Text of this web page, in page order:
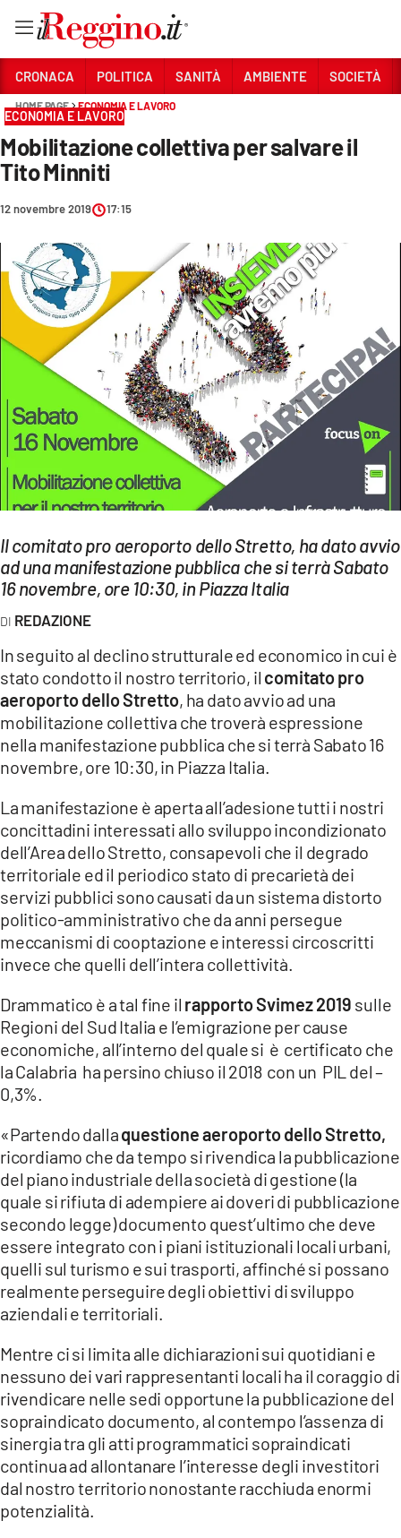
Sezioni
CRONACA
AMBIENTE
SOCIETÀ
CULTURA
ECONOMIA E LAVORO
EVENTI
Streaming
LAC TV
LAC NETWORK
LAC ONAIR
LaC
Network
LACPLAY.IT
LACTV.IT
LACITYMAG.IT
ILREGGINO.IT
COSENZACHANNEL.IT
ILVIBONESE.IT
LACAPITALENEWS.IT
App
APPLE
CRONACA POLITICA SANITÀ AMBIENTE SOCIETÀ
HOME PAGE ECONOMIA E LAVORO
ECONOMIA E LAVORO
Mobilitazione collettiva per salvare il
Tito Minniti
12 novembre 2019 17:15
Il comitato pro aeroporto dello Stretto, ha dato avvio
ad una manifestazione pubblica che si terrà Sabato
16 novembre, ore 10:30, in Piazza Italia
REDAZIONE
In seguito al declino strutturale ed economico in cui è
stato condotto il nostro territorio, il comitato pro
aeroporto dello Stretto, ha dato avvio ad una
mobilitazione collettiva che troverà espressione
nella manifestazione pubblica che si terrà Sabato 16
novembre, ore 10:30, in Piazza Italia.
La manifestazione è aperta all’adesione tutti i nostri
concittadini interessati allo sviluppo incondizionato
dell’Area dello Stretto, consapevoli che il degrado
territoriale ed il periodico stato di precarietà dei
servizi pubblici sono causati da un sistema distorto
politico-amministrativo che da anni persegue
meccanismi di cooptazione e interessi circoscritti
invece che quelli dell’intera collettività.
Drammatico è a tal fine il rapporto Svimez 2019 sulle
Regioni del Sud Italia e l’emigrazione per cause
economiche, all’interno del quale si è certificato che
la Calabria ha persino chiuso il 2018 con un PIL del –
0,3%.
«Partendo dallaquestione aeroporto dello Stretto,
ricordiamo che da tempo si rivendica la pubblicazione
del piano industriale della società di gestione (la
quale si rifiuta di adempiere ai doveri di pubblicazione
secondo legge) documento quest’ultimo che deve
essere integrato con i piani istituzionali locali urbani,
quelli sul turismo e sui trasporti, affinché si possano
realmente perseguire degli obiettivi di sviluppo
aziendali e territoriali.
Mentre ci si limita alle dichiarazioni sui quotidiani e
nessuno dei vari rappresentanti locali ha il coraggio di
rivendicare nelle sedi opportune la pubblicazione del
sopraindicato documento, al contempo l’assenza di
sinergia tra gli atti programmatici sopraindicati
continua ad allontanare l’interesse degli investitori
dal nostro territorio nonostante racchiuda enormi
potenzialità.